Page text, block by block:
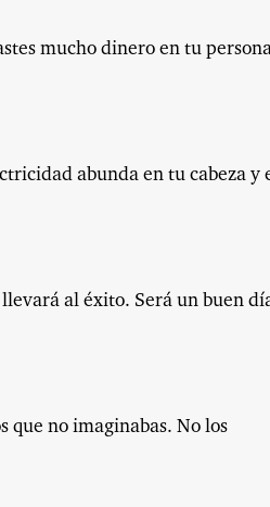
mucho dinero en tu
abunda en tu cabeza y
al éxito. Será un buen
que no imaginabas. No los